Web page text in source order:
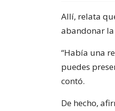
Allí, relata
abandonar la
“Había una
puedes
contó.
De hecho,